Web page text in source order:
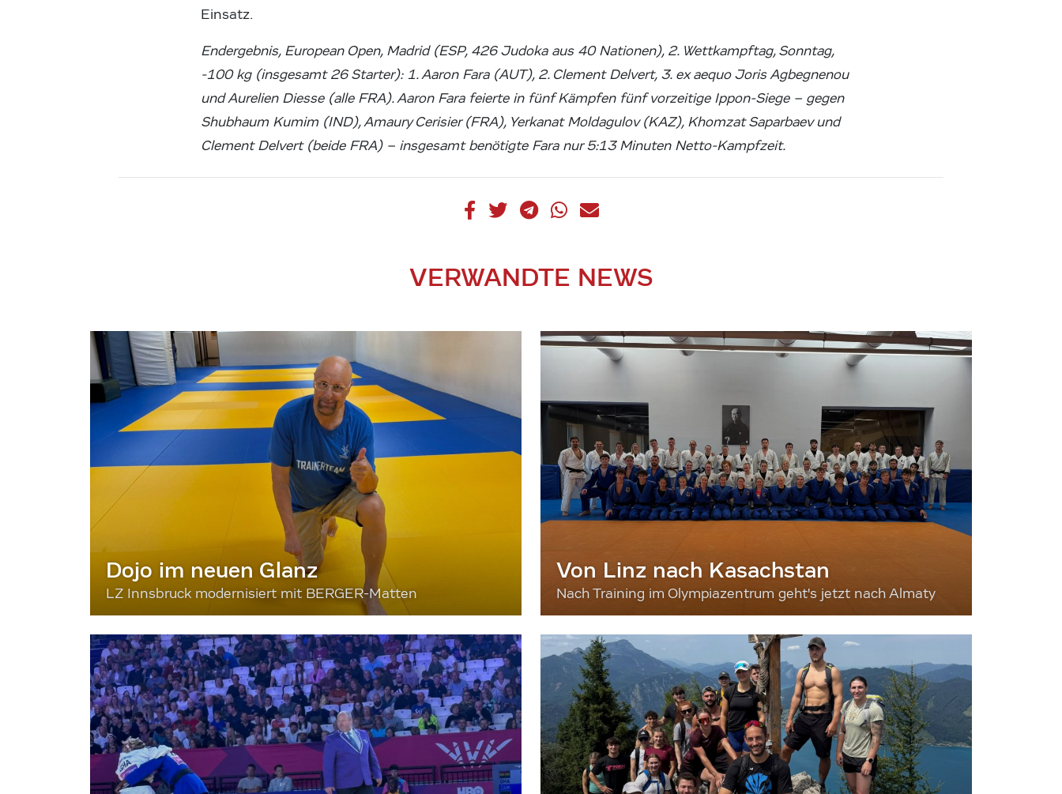
Einsatz.
Endergebnis, European Open, Madrid (ESP, 426 Judoka aus 40 Nationen), 2. Wettkampftag, Sonntag,
-100 kg (insgesamt 26 Starter): 1. Aaron Fara (AUT), 2. Clement Delvert, 3. ex aequo Joris Agbegnenou
und Aurelien Diesse (alle FRA). Aaron Fara feierte in fünf Kämpfen fünf vorzeitige Ippon-Siege – gegen
Shubhaum Kumim (IND), Amaury Cerisier (FRA), Yerkanat Moldagulov (KAZ), Khomzat Saparbaev und
Clement Delvert (beide FRA) – insgesamt benötigte Fara nur 5:13 Minuten Netto-Kampfzeit.
VERWANDTE NEWS
Dojo im neuen Glanz
LZ Innsbruck modernisiert mit BERGER-Matten
Von Linz nach Kasachstan
Nach Training im Olympiazentrum geht's jetzt nach Almaty